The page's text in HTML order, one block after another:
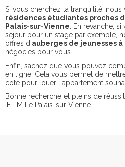
Si vous cherchez la tranquilité,
résidences étudiantes proches
Palais-sur-Vienne . En revanche,
séjour pour un stage par exemple,
offres d'auberges de jeunesses
négociés pour vous.
Enfin, sachez que vous pouvez
en ligne. Cela vous permet de
côté pour louer l'appartement
Bonne recherche et pleins de
IFTIM Le Palais-sur-Vienne.